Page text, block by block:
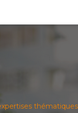
thématiques